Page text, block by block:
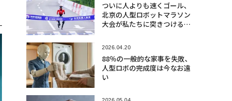
ついに人よりも速くゴール、
北京の人型ロボットマラソン
大会が私たちに突きつける課
2026.04.20
88％の一般的な家事を失敗、
人型ロボの完成度は今なお遠
い